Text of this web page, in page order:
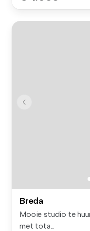
Breda
Mooie studio te
met tota...